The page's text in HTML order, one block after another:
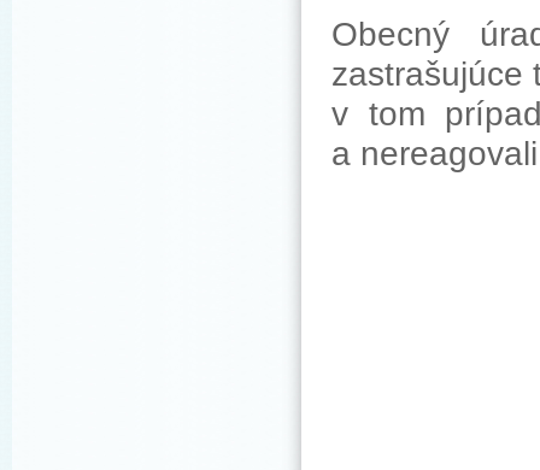
Obecný
zastrašujúce
v tom
a